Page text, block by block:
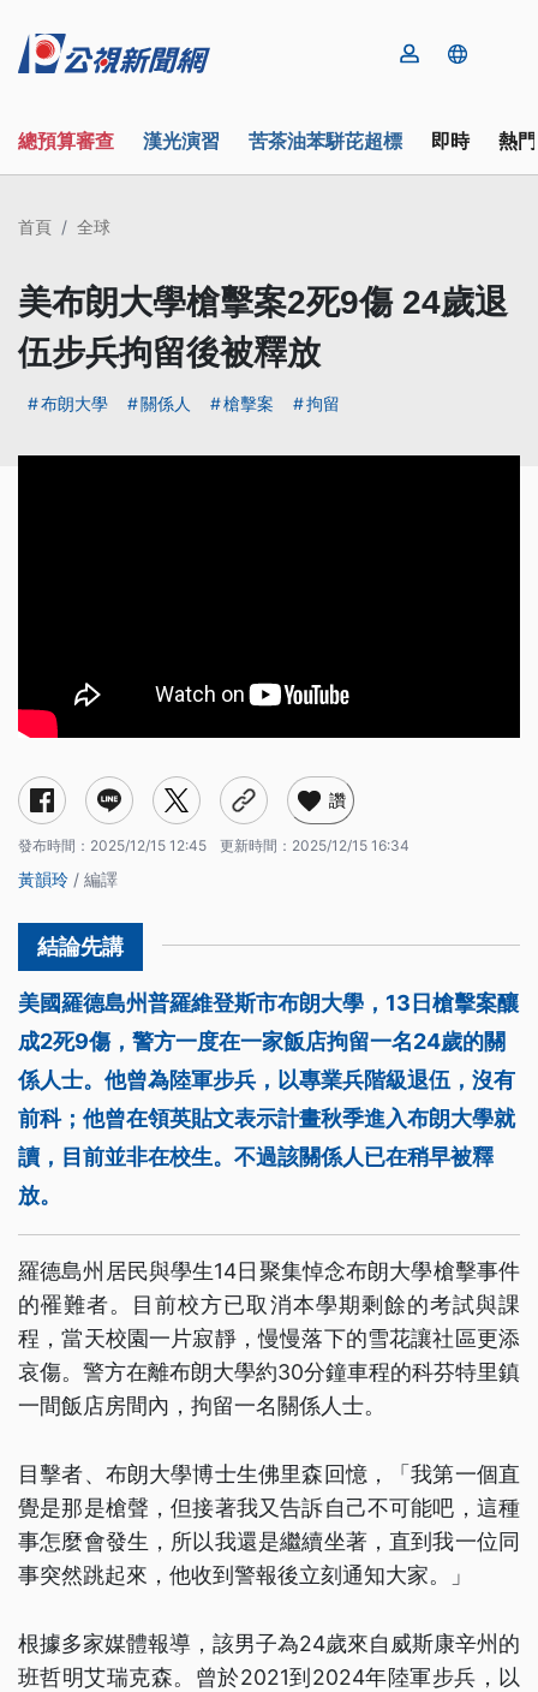
總預算審查 漢光演習 苦茶油苯駢芘超標 即時 熱
首頁 全球
美布朗大學槍擊案2死9傷 24歲退
伍步兵拘留後被釋放
布朗大學 關係人 槍擊案 拘留
讚
發布時間： 2025/12/15 12:45 更新時間： 2025/12/15 16:34
黃韻玲 / 編譯
美國羅德島州普羅維登斯市布朗大學，13日槍擊案釀
成2死9傷，警方一度在一家飯店拘留一名24歲的關
係人士。他曾為陸軍步兵，以專業兵階級退伍，沒有
前科；他曾在領英貼文表示計畫秋季進入布朗大學就
讀，目前並非在校生。不過該關係人已在稍早被釋
放。
羅德島州居民與學生14日聚集悼念布朗大學槍擊事件
的罹難者。目前校方已取消本學期剩餘的考試與課
程，當天校園一片寂靜，慢慢落下的雪花讓社區更添
哀傷。警方在離布朗大學約30分鐘車程的科芬特里鎮
一間飯店房間內，拘留一名關係人士。
目擊者、布朗大學博士生佛里森回憶，「我第一個直
覺是那是槍聲，但接著我又告訴自己不可能吧，這種
事怎麼會發生，所以我還是繼續坐著，直到我一位同
事突然跳起來，他收到警報後立刻通知大家。」
根據多家媒體報導，該男子為24歲來自威斯康辛州的
班哲明艾瑞克森。曾於2021到2024年陸軍步兵，以